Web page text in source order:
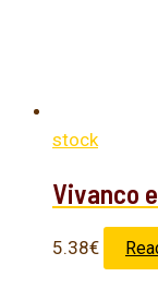
stock
Vivanco
5.38€